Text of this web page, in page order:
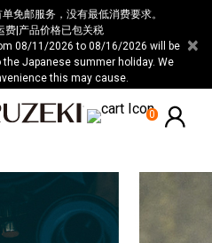
免邮服务，没有最低消费要求。
费|产品价格已包关税
08/11/2026 to 08/16/2026 will be
Japanese summer holiday. We
this may cause.
×
0